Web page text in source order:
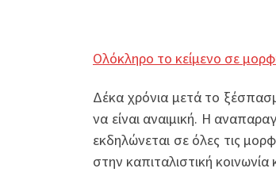
Ολόκληρο το κείμενο σε
Δέκα χρόνια μετά το
να είναι αναιμική. Η
εκδηλώνεται σε όλες τις
στην καπιταλιστική